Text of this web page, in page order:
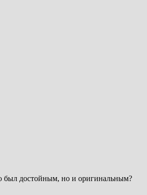
был достойным, но и оригинальным?